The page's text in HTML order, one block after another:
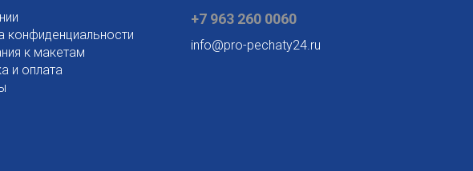
конфиденциальности
к макетам
и оплата
+7 963 260 0060
info@pro-pechaty24.ru